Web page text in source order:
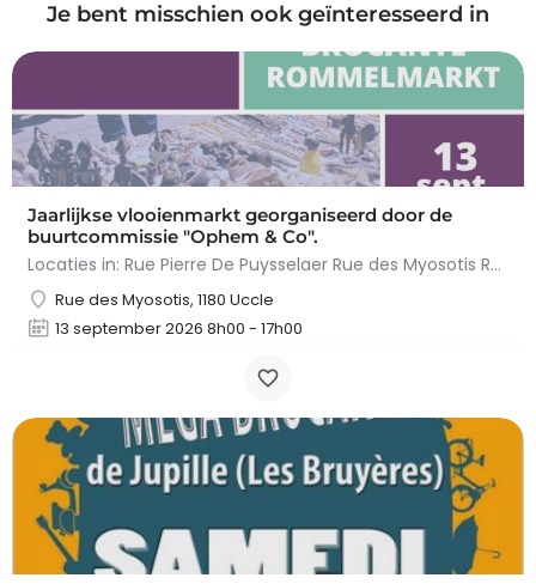
Je bent misschien ook geïnteresseerd in
Jaarlijkse vlooienmarkt georganiseerd door de
buurtcommissie "Ophem & Co".
Locaties in: Rue Pierre De Puysselaer Rue des Myosotis Rue Molenvelt Rue Egide Van Ophem Registreer je…
Rue des Myosotis, 1180 Uccle
13 september 2026 8h00 - 17h00